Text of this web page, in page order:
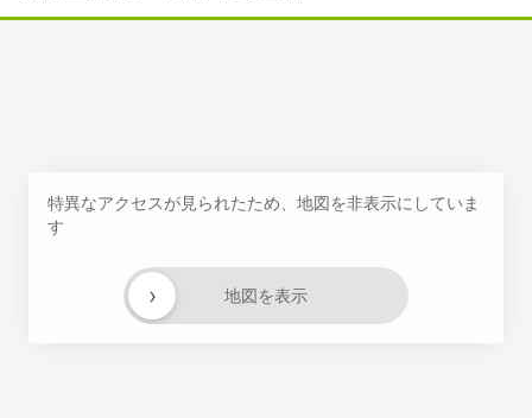
特異なアクセスが見られたため、地図を非表示にしていま
す
地図を表示
›